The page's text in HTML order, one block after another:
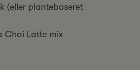
(eller plantebaseret
Chai Latte mix